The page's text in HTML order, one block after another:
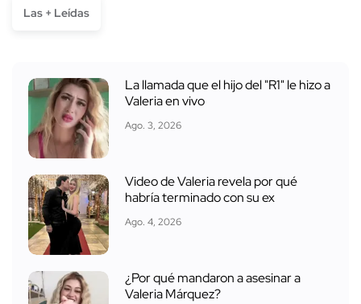
Las + Leídas
La llamada que el hijo del "R1" le hizo a
Valeria en vivo
Ago. 3, 2026
Video de Valeria revela por qué
habría terminado con su ex
Ago. 4, 2026
¿Por qué mandaron a asesinar a
Valeria Márquez?